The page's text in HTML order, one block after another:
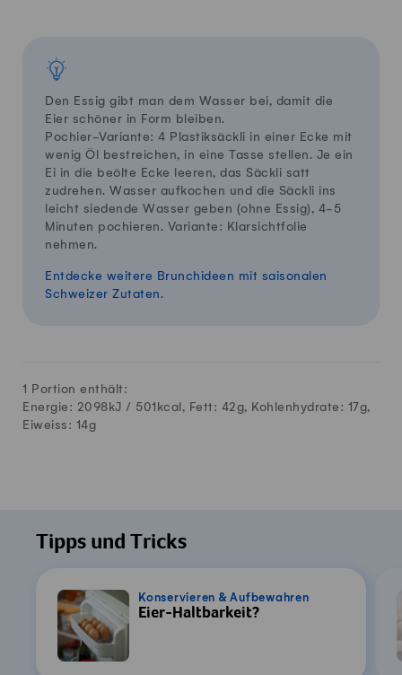
Den Essig gibt man dem Wasser bei, damit die
Eier schöner in Form bleiben.
Pochier-Variante: 4 Plastiksäckli in einer Ecke mit
wenig Öl bestreichen, in eine Tasse stellen. Je ein
Ei in die beölte Ecke leeren, das Säckli satt
zudrehen. Wasser aufkochen und die Säckli ins
leicht siedende Wasser geben (ohne Essig), 4-5
Minuten pochieren. Variante: Klarsichtfolie
nehmen.
Entdecke weitere Brunchideen mit saisonalen
Schweizer Zutaten.
1 Portion enthält:
Energie: 2098kJ / 501 kcal, Fett: 42g, Kohlenhydrate: 17g,
Eiweiss: 14g
Tipps und Tricks
Konservieren & Aufbewahren
Eier-Haltbarkeit?